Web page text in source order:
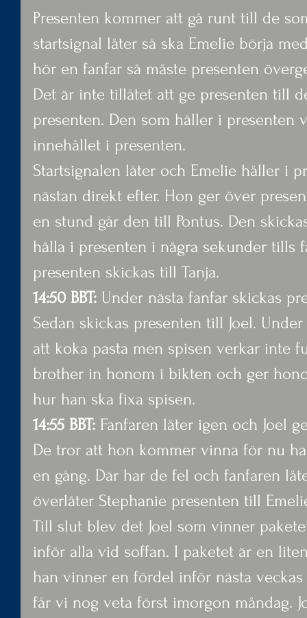
Presenten kommer att gå runt till de
startsignal låter så ska Emelie börja
hör en fanfar så måste presenten
Det är inte tillåtet att ge presenten till
presenten. Den som håller i
innehållet i presenten.
Startsignalen låter och Emelie håller i
nästan direkt efter. Hon ger över
en stund går den till Pontus. Den
hålla i presenten i några sekunder tills
presenten skickas till Tanja.
14:50 BBT: Under nästa fanfar skickas
Sedan skickas presenten till Joel.
att koka pasta men spisen verkar inte
brother in honom i bikten och ger
hur han ska fixa spisen.
14:55 BBT: Fanfaren låter igen och Joel
De tror att hon kommer vinna för nu
en gång. Där har de fel och fanfaren
överlåter Stephanie presenten till
Till slut blev det Joel som vinner
inför alla vid soffan. I paketet är en
han vinner en fördel inför nästa
får vi nog veta först imorgon måndag.